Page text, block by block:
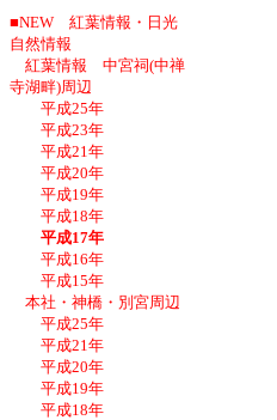
■NEW 紅葉情報・日光
自然情報
紅葉情報 中宮祠(中禅
寺湖畔)周辺
平成25年
平成23年
平成21年
平成20年
平成19年
平成18年
平成17年
平成16年
平成15年
本社・神橋・別宮周辺
平成25年
平成21年
平成20年
平成19年
平成18年